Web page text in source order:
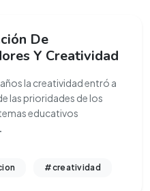
De
Y Creatividad
la creatividad entró a
las prioridades de los
educativos
#creatividad